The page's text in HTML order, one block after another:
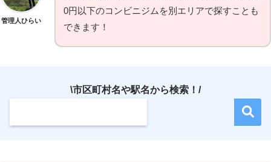
管理人ひらい
0円以下のコンビニジムを別エリアで探すことも
できます！
\市区町村名や駅名から検索！/